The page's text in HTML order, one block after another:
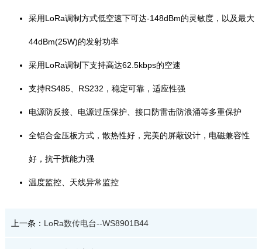
采用LoRa调制方式低空速下可达-148dBm的灵敏度，以及最大
44dBm(25W)的发射功率
采用LoRa调制下支持高达62.5kbps的空速
支持RS485、RS232，稳定可靠，适应性强
电源防反接、电源过压保护、接口防雷击防浪涌等多重保护
全铝合金压板方式，散热性好，完美的屏蔽设计，电磁兼容性
好，抗干扰能力强
温度监控、天线异常监控
上一条： LoRa数传电台--WS8901B44